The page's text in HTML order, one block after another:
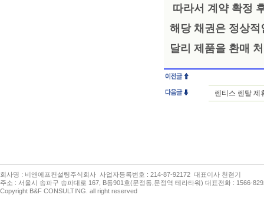
따라서 계약 확정
해당 채권은 정상
달리 제품을 환매
렌티스 렌탈 제
회사명 : 비앤에프컨설팅주식회사 사업자등록번호 : 214-87-92172 대표이사 천현기
주소 : 서울시 송파구 송파대로 167, B동901호(문정동,문정역 테라타워) 대표전화 : 1566-
Copyright B&F CONSULTING. all right reserved